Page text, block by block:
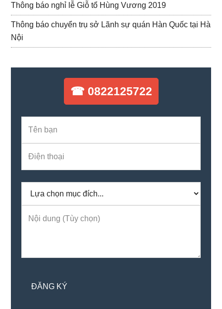
Thông báo nghỉ lễ Giỗ tổ Hùng Vương 2019
Thông báo chuyển trụ sở Lãnh sự quán Hàn Quốc tại Hà
Nội
☎ 0822125722